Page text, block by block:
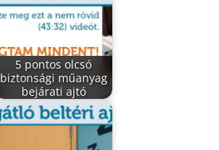
5 pontos olcsó
biztonsági műanyag
bejárati ajtó